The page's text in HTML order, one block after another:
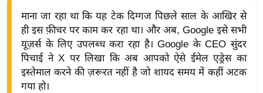
द्यो
माना जा रहा था कि यह टेक दिग्गज पिछले साल के आखिर से
ही इस फ़ीचर पर काम कर रहा था। और अब, Google इसे सभी
यूज़र्स के लिए उपलब्ध करा रहा है। Google के CEO सुंदर
पिचाई ने X पर लिखा कि अब आपको ऐसे ईमेल एड्रेस का
इस्तेमाल करने की ज़रूरत नहीं है जो शायद समय में कहीं अटक
गया हो।